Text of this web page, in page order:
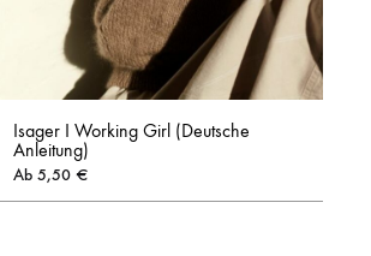
Isager I Working Girl (Deutsche
Anleitung)
Ab 5,50 €